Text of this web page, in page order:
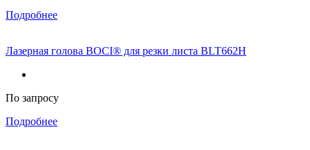
Подробнее
Лазерная голова BOCI® для резки листа BLT662H
По запросу
Подробнее